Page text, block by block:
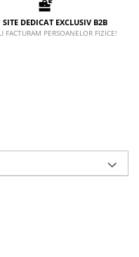
SITE DEDICAT EXCLUSIV B2B
FACTURAM PERSOANELOR FIZICE!